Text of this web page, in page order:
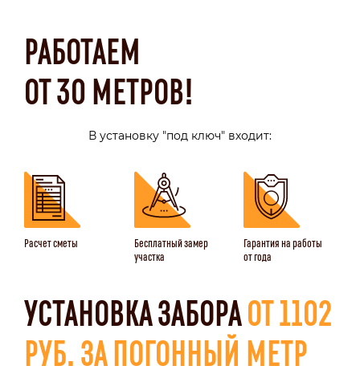
РАБОТАЕМ
ОТ 30 МЕТРОВ!
В установку "под ключ" входит:
Расчет сметы
Бесплатный замер
участка
Гарантия на работы
от года
УСТАНОВКА ЗАБОРАОТ 1102
РУБ. ЗА ПОГОННЫЙ МЕТР